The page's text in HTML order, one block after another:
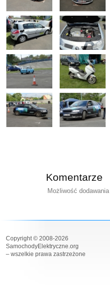
Komentarze
Możliwość
Copyright © 2008-2026
SamochodyElektryczne.org
– wszelkie prawa zastrzeżone